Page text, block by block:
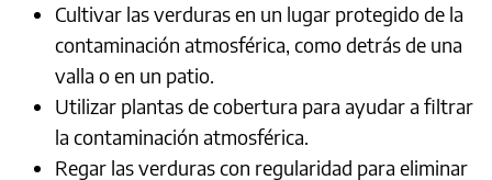
Cultivar las verduras en un lugar protegido de la
contaminación atmosférica, como detrás de una
valla o en un patio.
Utilizar plantas de cobertura para ayudar a filtrar
la contaminación atmosférica.
Regar las verduras con regularidad para eliminar